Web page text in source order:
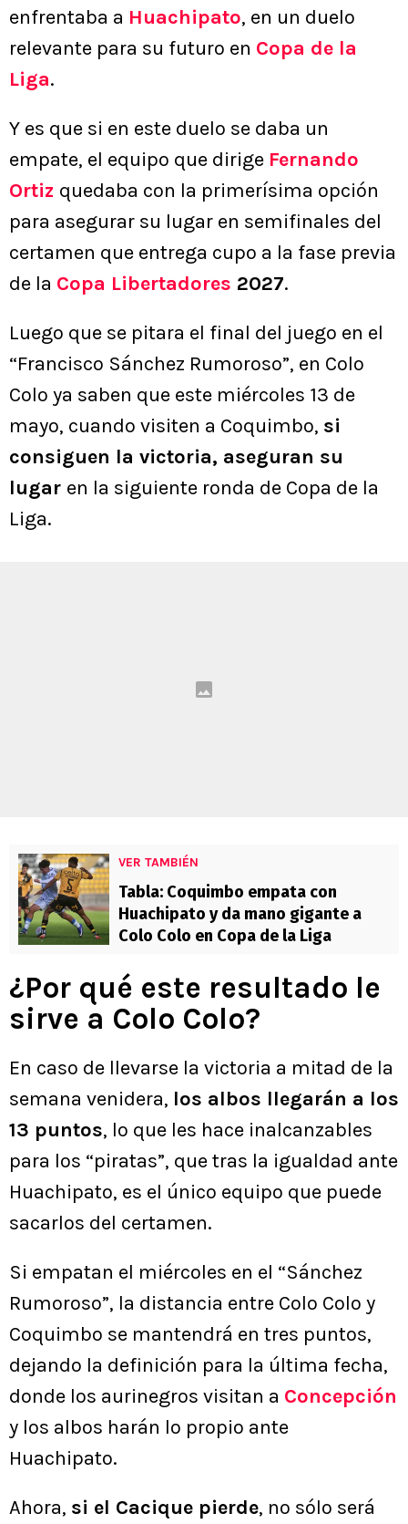
enfrentaba a Huachipato, en un duelo
relevante para su futuro en Copa de la
Liga.
Y es que si en este duelo se daba un
empate, el equipo que dirige Fernando
Ortiz quedaba con la primerísima opción
para asegurar su lugar en semifinales del
certamen que entrega cupo a la fase previa
de la Copa Libertadores 2027.
Luego que se pitara el final del juego en el
“Francisco Sánchez Rumoroso”, en Colo
Colo ya saben que este miércoles 13 de
mayo, cuando visiten a Coquimbo, si
consiguen la victoria, aseguran su
lugar en la siguiente ronda de Copa de la
Liga.
VER TAMBIÉN
Tabla: Coquimbo empata con
Huachipato y da mano gigante a
Colo Colo en Copa de la Liga
¿Por qué este resultado le
sirve a Colo Colo?
En caso de llevarse la victoria a mitad de la
semana venidera, los albos llegarán a los
13 puntos, lo que les hace inalcanzables
para los “piratas”, que tras la igualdad ante
Huachipato, es el único equipo que puede
sacarlos del certamen.
Si empatan el miércoles en el “Sánchez
Rumoroso”, la distancia entre Colo Colo y
Coquimbo se mantendrá en tres puntos,
dejando la definición para la última fecha,
donde los aurinegros visitan a Concepción
y los albos harán lo propio ante
Huachipato.
Ahora, si el Cacique pierde, no sólo será